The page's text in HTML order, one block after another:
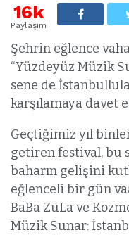
16k
Paylaşım
Şehrin eğlence
“Yüzdeyüz Müzik
sene de
karşılamaya davet
Geçtiğimiz yıl
getiren festival, bu
baharın gelişini
eğlenceli bir gün
BaBa ZuLa ve
Müzik Sunar: